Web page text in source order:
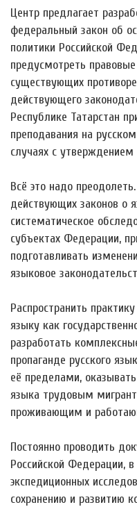
Центр предлагает
федеральный закон об
политики Российской
предусмотреть
существующих
действующего
Республике Татарстан
преподавания на
случаях с утверждением
Всё это надо
действующих законов о
систематическое
субъектах Федерации,
подготавливать
языковое
Распространить
языку как
разработать
пропаганде русского
её пределами,
языка трудовым
проживающим и
Постоянно проводить
Российской Федерации,
экспедиционных
сохранению и развитию